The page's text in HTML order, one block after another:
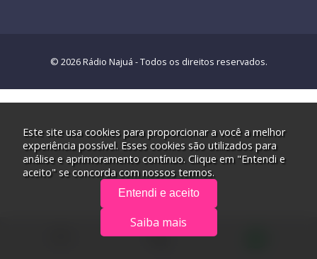
© 2026 Rádio Najuá - Todos os direitos reservados.
Este site usa cookies para proporcionar a você a melhor
experiência possível. Esses cookies são utilizados para
análise e aprimoramento contínuo. Clique em "Entendi e
aceito" se concorda com nossos termos.
Entendi e aceito
Saiba mais